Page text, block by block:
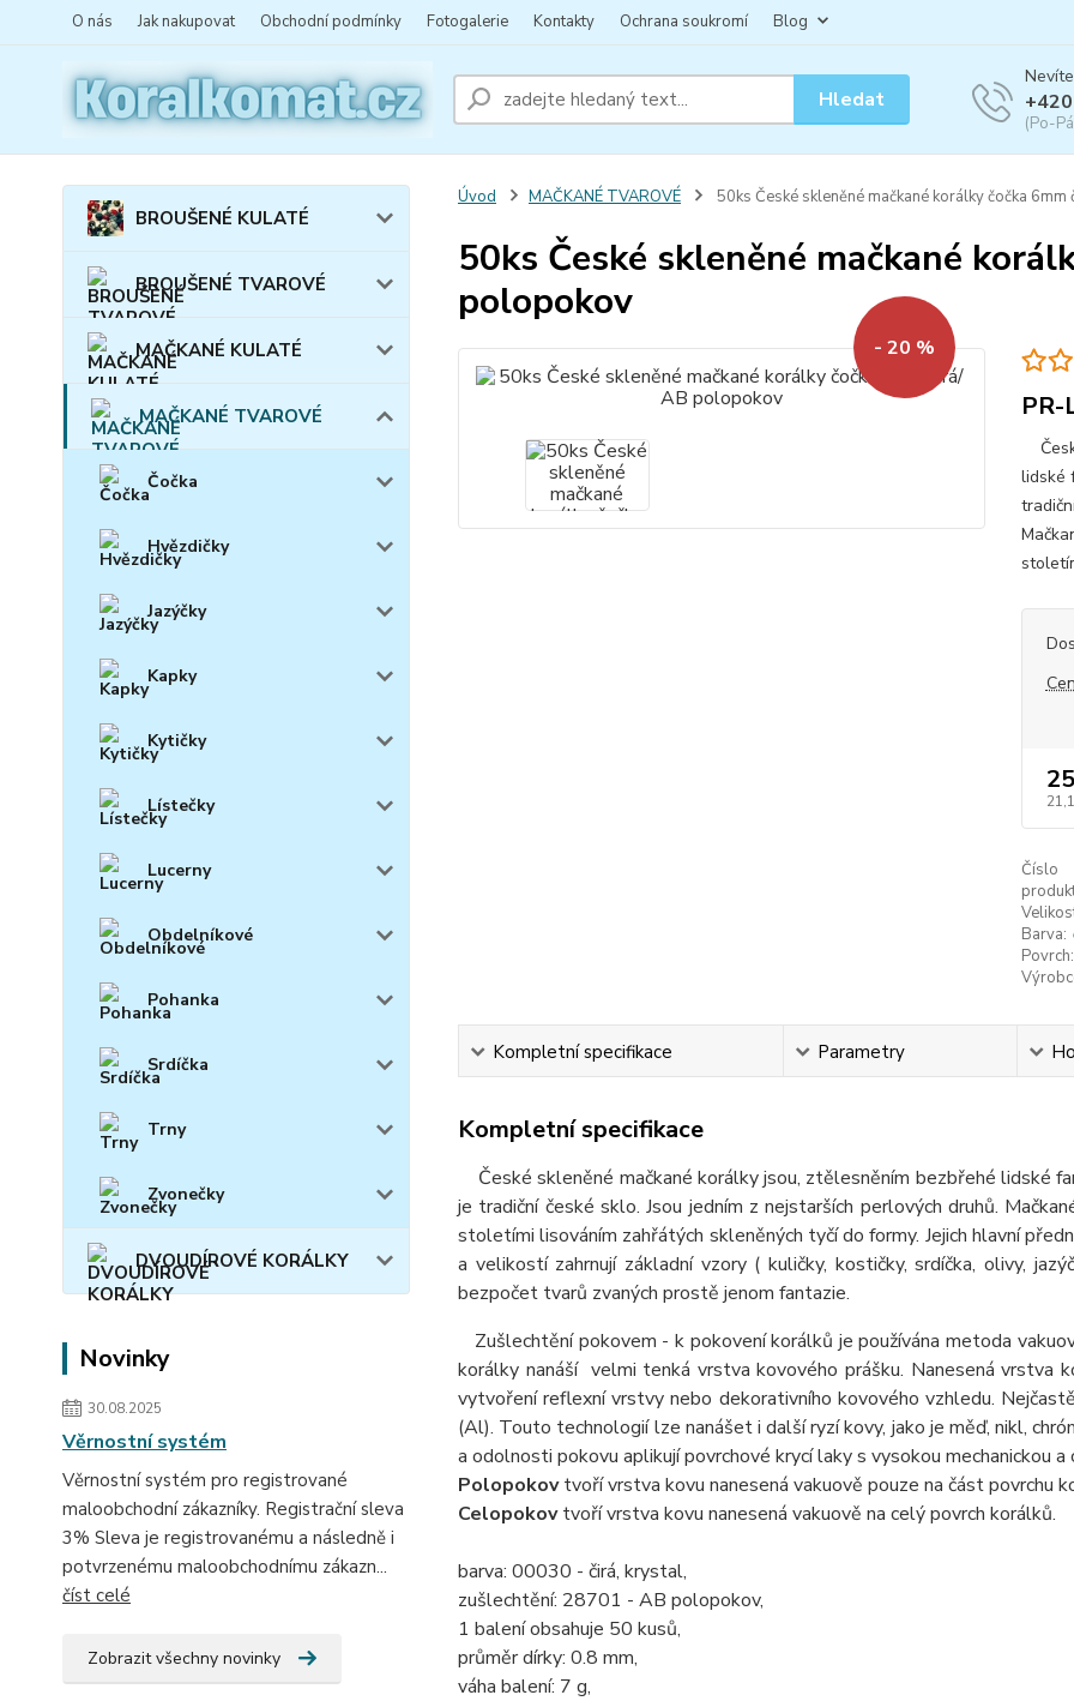
O nás Jak nakupovat Obchodní podmínky Fotogalerie Kontakty Ochrana soukromí Blog
Hledat
(Po-
BROUŠENÉ KULATÉ
BROUŠENÉ TVAROVÉ
MAČKANÉ KULATÉ
MAČKANÉ TVAROVÉ
Čočka
Hvězdičky
Jazýčky
Kapky
Kytičky
Lístečky
Lucerny
Obdelníkové
Pohanka
Srdíčka
Trny
Zvonečky
DVOUDÍROVÉ KORÁLKY
Novinky
30.08.2025
Věrnostní systém
Věrnostní systém pro registrované
maloobchodní zákazníky. Registrační sleva
3% Sleva je registrovanému a následně i
potvrzenému maloobchodnímu zákazn...
číst celé
Zobrazit všechny novinky
Úvod MAČKANÉ TVAROVÉ 50ks České skleněné mačkané korálky čočka
50ks České skleněné mačkané
polopokov
- 20 %
lidské
Číslo
Barva:
Povrch:
Kompletní specifikace Parametry
Kompletní specifikace
České skleněné mačkané korálky jsou, ztělesněním bezbřehé lidské
je tradiční české sklo. Jsou jedním z nejstarších perlových druhů.
stoletími lisováním zahřátých skleněných tyčí do formy. Jejich hlavní
a velikostí zahrnují základní vzory ( kuličky, kostičky, srdíčka, olivy,
bezpočet tvarů zvaných prostě jenom fantazie.
Zušlechtění pokovem - k pokovení korálků je používána metoda
korálky nanáší velmi tenká vrstva kovového prášku. Nanesená vrstva
vytvoření reflexní vrstvy nebo dekorativního kovového vzhledu.
(Al). Touto technologií lze nanášet i další ryzí kovy, jako je měď, nikl,
a odolnosti pokovu aplikují povrchové krycí laky s vysokou mechanickou a
Polopokovtvoří vrstva kovu nanesená vakuově pouze na část povrchu
Celopokovtvoří vrstva kovu nanesená vakuově na celý povrch korálků.
barva: 00030 - čirá, krystal,
zušlechtění: 28701 - AB polopokov,
1 balení obsahuje 50 kusů,
průměr dírky: 0.8 mm,
váha balení: 7 g,